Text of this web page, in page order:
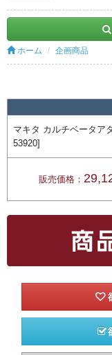
ホーム 企画商品
マキタ カルチベータア
53920]
販売価格：